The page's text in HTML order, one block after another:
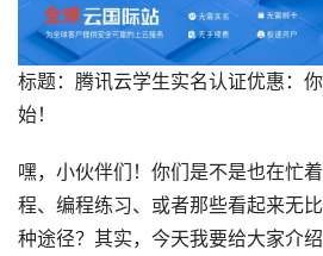
标题：腾讯云学生实名认证优惠：
始！
嘿，小伙伴们！你们是不是也在忙
程、编程练习、或者那些看起来无
种途径？其实，今天我要给大家介